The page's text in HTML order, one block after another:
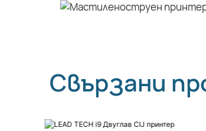
Свързани